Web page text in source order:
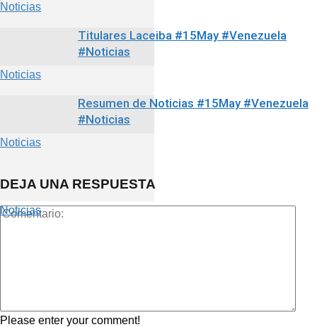
Noticias
Noticias
Noticias
Titulares Laceiba #15May #Venezuela
#Noticias
Noticias
Resumen de Noticias #15May #Venezuela
#Noticias
DEJA UNA RESPUESTA
Please enter your comment!